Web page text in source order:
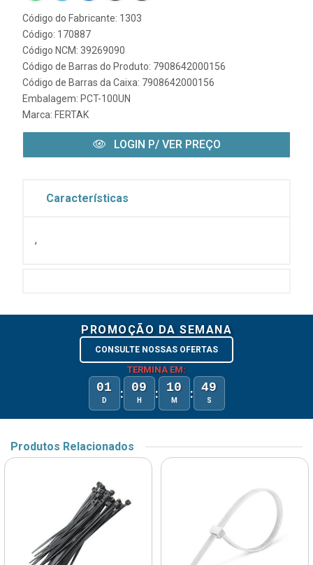
Código do Fabricante: 1303
Código: 170887
Código NCM: 39269090
Código de Barras do Produto: 7908642000156
Código de Barras da Caixa: 7908642000156
Embalagem: PCT-100UN
Marca: FERTAK
LOGIN P/ VER PREÇO
Características
,
PROMOÇÃO DA SEMANA
CONSULTE NOSSAS OFERTAS
TERMINA EM:
01
D : 09
H : 10
M : 49
S
Produtos Relacionados